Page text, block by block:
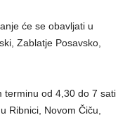
će se obavljati u
Zablatje Posavsko,
terminu od 4,30 do 7 sati
Ribnici, Novom Čiču,